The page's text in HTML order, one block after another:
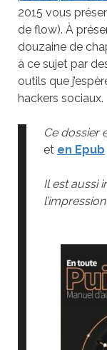
2015 vous
de flow). À
douzaine de
à ce sujet par
outils que
hackers sociaux.
Ce dossier
et en Epub
Il est aussi
l’impression